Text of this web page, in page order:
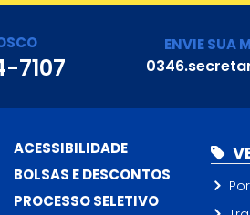
7107
ENVIE SUA
ACESSIBILIDADE
BOLSAS E DESCONTOS
PROCESSO SELETIVO